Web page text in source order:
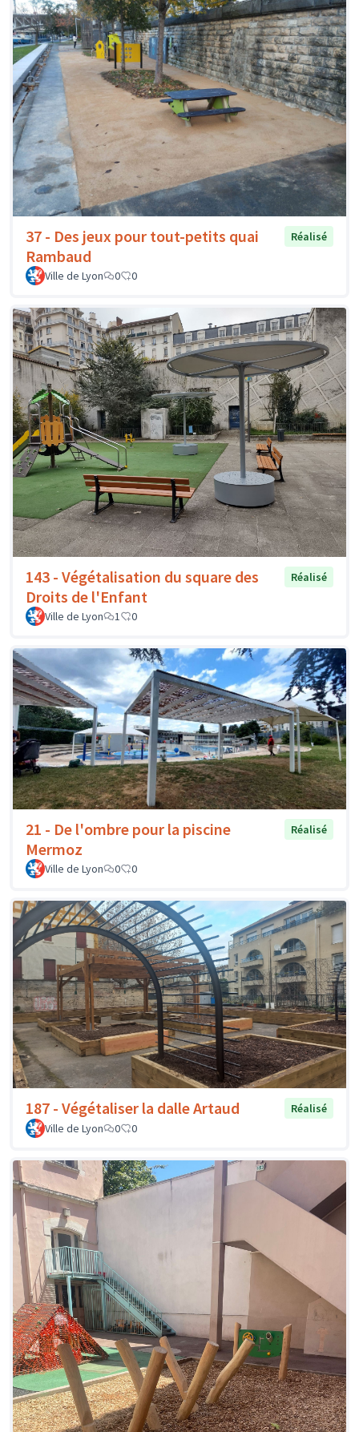
37 - Des jeux pour tout-petits quai
Rambaud
Réalisé
Ville de Lyon 0 0
143 - Végétalisation du square des
Droits de l'Enfant
Réalisé
Ville de Lyon 1 0
21 - De l'ombre pour la piscine
Mermoz
Réalisé
Ville de Lyon 0 0
187 - Végétaliser la dalle Artaud
Réalisé
Ville de Lyon
0 0